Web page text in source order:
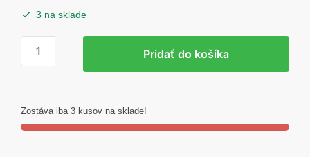
3 na sklade
nechty
–
Pridať do košíka
Zostáva iba 3 kusov na sklade!